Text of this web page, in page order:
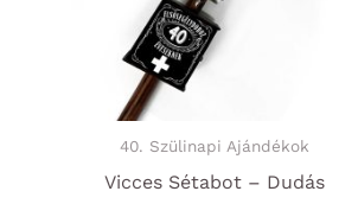
40. Szülinapi Ajándékok
Vicces Sétabot – Dudás